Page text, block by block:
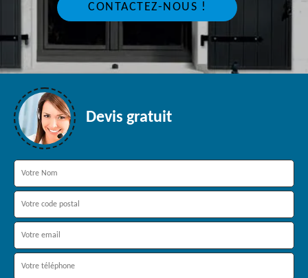
CONTACTEZ-NOUS !
Devis gratuit